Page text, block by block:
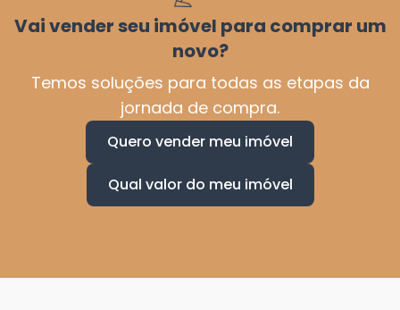
Vai vender seu imóvel para comprar um
novo?
Temos soluções para todas as etapas da
jornada de compra.
Quero vender meu imóvel
Qual valor do meu imóvel